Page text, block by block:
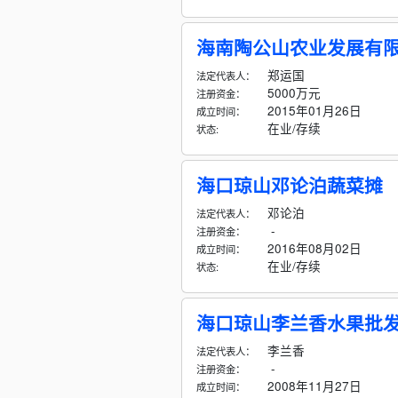
海南陶公山农业发展有
法定代表人： 郑运国
注册资金： 5000万元
成立时间： 2015年01月26日
状态: 在业/存续
海口琼山邓论泊蔬菜摊
法定代表人： 邓论泊
注册资金： -
成立时间： 2016年08月02日
状态: 在业/存续
海口琼山李兰香水果批
法定代表人： 李兰香
注册资金： -
成立时间： 2008年11月27日